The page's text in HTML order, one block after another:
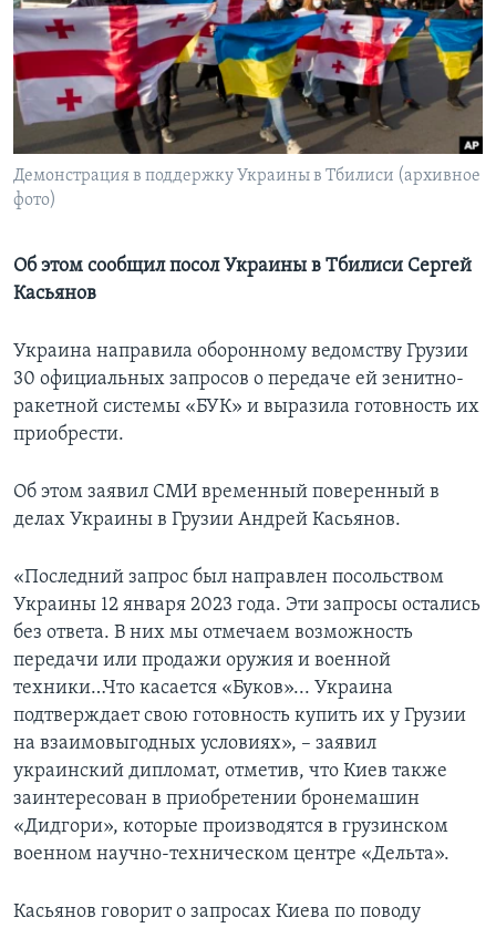
Learning English
СОЦИАЛЬНЫЕ СЕТИ
Языки
Демонстрация в поддержку Украины в Тбилиси (архивное
фото)
Об этом сообщил посол Украины в Тбилиси Сергей
Касьянов
Украина направила оборонному ведомству Грузии
30 официальных запросов о передаче ей зенитно-
ракетной системы «БУК» и выразила готовность их
приобрести.
Об этом заявил СМИ временный поверенный в
делах Украины в Грузии Андрей Касьянов.
«Последний запрос был направлен посольством
Украины 12 января 2023 года. Эти запросы остались
без ответа. В них мы отмечаем возможность
передачи или продажи оружия и военной
техники…Что касается «Буков»... Украина
подтверждает свою готовность купить их у Грузии
на взаимовыгодных условиях», – заявил
украинский дипломат, отметив, что Киев также
заинтересован в приобретении бронемашин
«Дидгори», которые производятся в грузинском
военном научно-техническом центре «Дельта».
Касьянов говорит о запросах Киева по поводу